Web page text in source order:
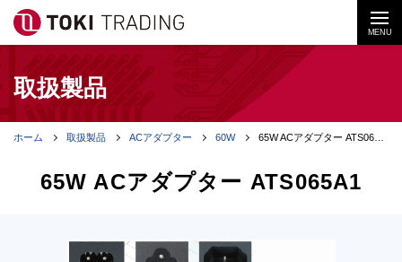
MENU
取扱製品
ホーム 取扱製品 ACアダプター 60W 65W ACアダプター ATS065A1
65W ACアダプター ATS065A1